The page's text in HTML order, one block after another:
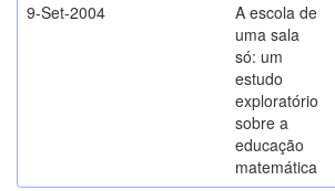
9-Set-2004
A escola de
uma sala
só: um
estudo
exploratório
sobre a
educação
matemática